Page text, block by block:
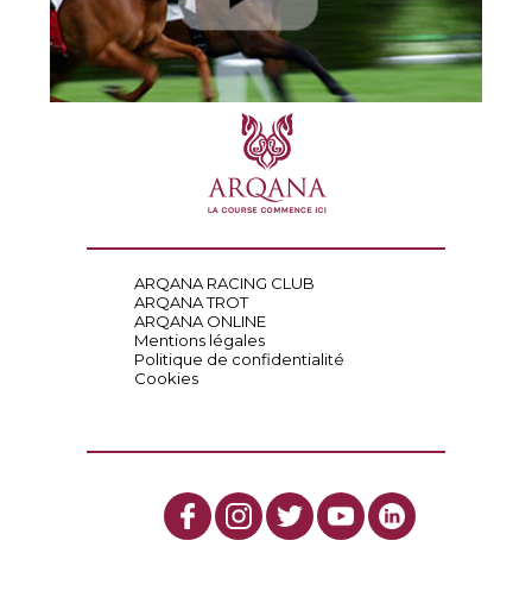
ARQANA RACING CLUB
ARQANA TROT
ARQANA ONLINE
Mentions légales
Politique de confidentialité
Cookies